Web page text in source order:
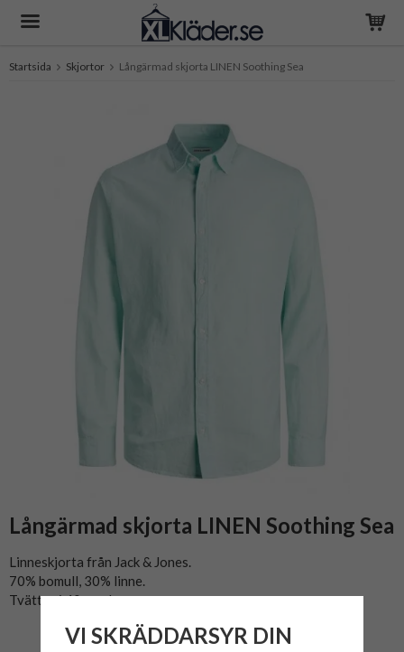
Startsida Skjortor Långärmad skjorta LINEN Soothing Sea
Långärmad skjorta LINEN Soothing Sea
Linneskjorta från Jack & Jones.
70% bomull, 30% linne.
Tvättas i 40 grader.
VI SKRÄDDARSYR DIN